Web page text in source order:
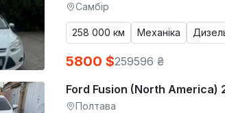
Самбір
258 000 км Механіка
5800 $259596 ₴
Ford Fusion (North America)
Полтава